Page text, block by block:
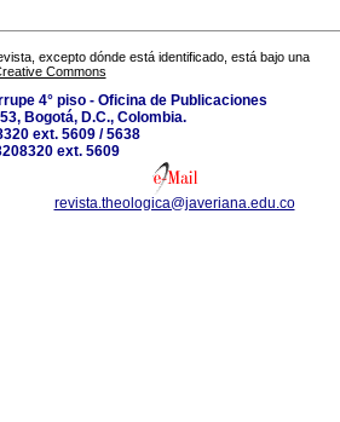
excepto dónde está identificado, está bajo una
Commons
4° piso - Oficina de Publicaciones
Bogotá, D.C., Colombia.
ext. 5609 / 5638
ext. 5609
revista.theologica@javeriana.edu.co